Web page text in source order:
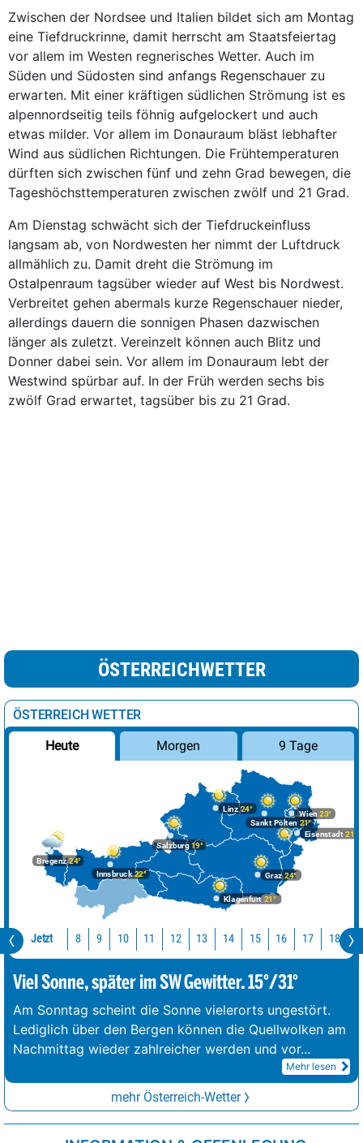
Zwischen der Nordsee und Italien bildet sich am Montag
eine Tiefdruckrinne, damit herrscht am Staatsfeiertag
vor allem im Westen regnerisches Wetter. Auch im
Süden und Südosten sind anfangs Regenschauer zu
erwarten. Mit einer kräftigen südlichen Strömung ist es
alpennordseitig teils föhnig aufgelockert und auch
etwas milder. Vor allem im Donauraum bläst lebhafter
Wind aus südlichen Richtungen. Die Frühtemperaturen
dürften sich zwischen fünf und zehn Grad bewegen, die
Tageshöchsttemperaturen zwischen zwölf und 21 Grad.
Am Dienstag schwächt sich der Tiefdruckeinfluss
langsam ab, von Nordwesten her nimmt der Luftdruck
allmählich zu. Damit dreht die Strömung im
Ostalpenraum tagsüber wieder auf West bis Nordwest.
Verbreitet gehen abermals kurze Regenschauer nieder,
allerdings dauern die sonnigen Phasen dazwischen
länger als zuletzt. Vereinzelt können auch Blitz und
Donner dabei sein. Vor allem im Donauraum lebt der
Westwind spürbar auf. In der Früh werden sechs bis
zwölf Grad erwartet, tagsüber bis zu 21 Grad.
ÖSTERREICHWETTER
ÖSTERREICH WETTER
Heute Morgen 9 Tage
Bregenz24°
Graz24°
Innsbruck22°
Klagenfurt 21°
Linz24°
Salzburg19°
Wien 23°
Eisenstadt 21°
Sankt Pölten 21°
Jetzt 8 9 10 11 12 13 14 15 16 17 18
Viel Sonne, später im SW Gewitter. 15°/31°
Am Sonntag scheint die Sonne vielerorts ungestört.
Lediglich über den Bergen können die Quellwolken am
Nachmittag wieder zahlreicher werden und vor...
Mehr lesen
mehr Österreich-Wetter